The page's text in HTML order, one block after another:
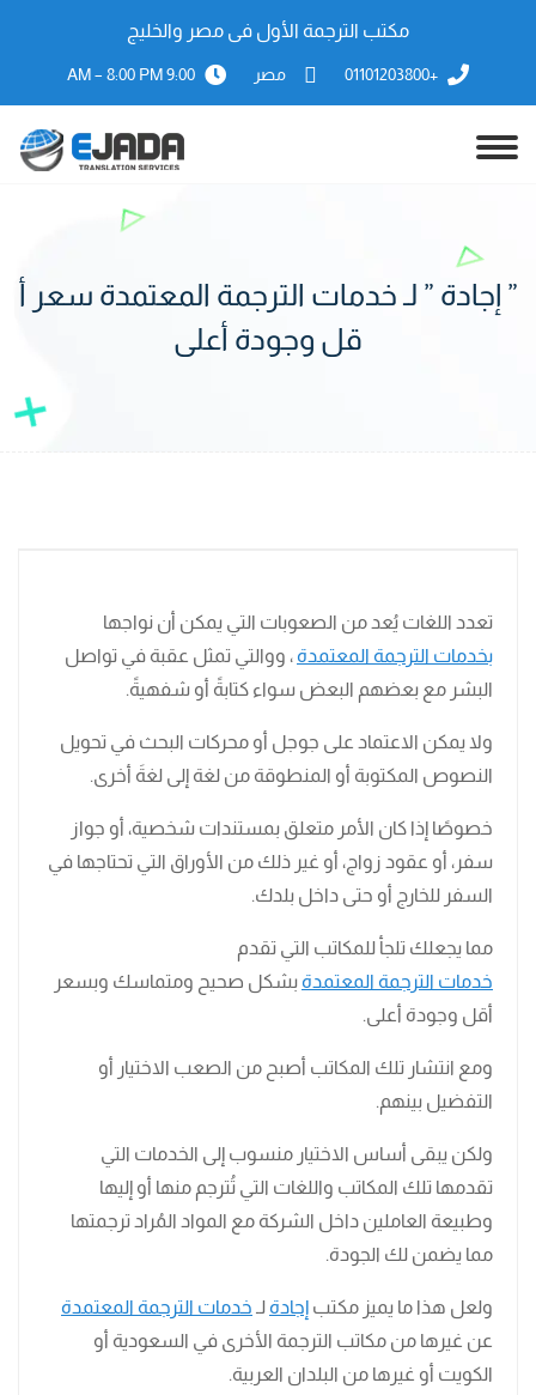
مكتب الترجمة الأول فى مصر والخليج
+01101203800 مصر 9:00 AM – 8:00 PM
” إجادة ” لـ خدمات الترجمة المعتمدة سعر أ
قل وجودة أعلى
تعدد اللغات يُعد من الصعوبات التي يمكن أن نواجها
بخدمات الترجمة المعتمدة ، ووالتي تمثل عقبة في تواصل
البشر مع بعضهم البعض سواء كتابةً أو شفهيةً.
ولا يمكن الاعتماد على جوجل أو محركات البحث في تحويل
النصوص المكتوبة أو المنطوقة من لغة إلى لغةَ أخرى.
خصوصًا إذا كان الأمر متعلق بمستندات شخصية، أو جواز
سفر، أو عقود زواج، أو غير ذلك من الأوراق التي تحتاجها في
السفر للخارج أو حتى داخل بلدك.
مما يجعلك تلجأ للمكاتب التي تقدم
خدمات الترجمة المعتمدة بشكل صحيح ومتماسك وبسعر
أقل وجودة أعلى.
ومع انتشار تلك المكاتب أصبح من الصعب الاختيار أو
التفضيل بينهم.
ولكن يبقى أساس الاختيار منسوب إلى الخدمات التي
تقدمها تلك المكاتب واللغات التي تُترجم منها أو إليها
وطبيعة العاملين داخل الشركة مع المواد المُراد ترجمتها
مما يضمن لك الجودة.
ولعل هذا ما يميز مكتب إجادة لـ خدمات الترجمة المعتمدة
عن غيرها من مكاتب الترجمة الأخرى في السعودية أو
الكويت أو غيرها من البلدان العربية.